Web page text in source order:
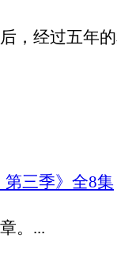
经过五年的
三季》全8集
。...